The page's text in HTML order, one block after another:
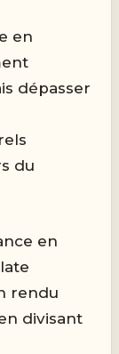
en
dépasser
du
en
rendu
divisant